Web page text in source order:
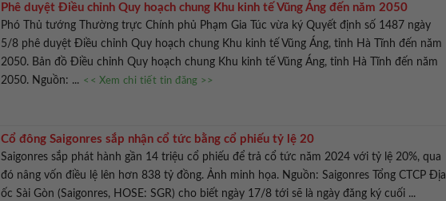
Phê duyệt Điều chỉnh Quy hoạch chung Khu kinh tế Vũng Áng đến năm 2050
Phó Thủ tướng Thường trực Chính phủ Phạm Gia Túc vừa ký Quyết định số 1487 ngày
5/8 phê duyệt Điều chỉnh Quy hoạch chung Khu kinh tế Vũng Áng, tỉnh Hà Tĩnh đến năm
2050. Bản đồ Điều chỉnh Quy hoạch chung Khu kinh tế Vũng Áng, tỉnh Hà Tĩnh đến năm
2050. Nguồn: ... << Xem chi tiết tin đăng >>
Cổ đông Saigonres sắp nhận cổ tức bằng cổ phiếu tỷ lệ 20
Saigonres sắp phát hành gần 14 triệu cổ phiếu để trả cổ tức năm 2024 với tỷ lệ 20%, qua
đó nâng vốn điều lệ lên hơn 838 tỷ đồng. Ảnh minh họa. Nguồn: Saigonres Tổng CTCP Địa
ốc Sài Gòn (Saigonres, HOSE: SGR) cho biết ngày 17/8 tới sẽ là ngày đăng ký cuối ...